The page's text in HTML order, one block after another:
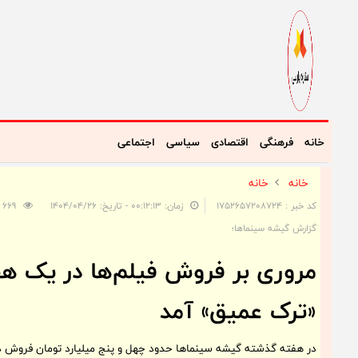
خانه فرهنگی اقتصادی سیاسی اجتماعی
خانه خانه
کد خبر : 1752657208724 زمان: ۰۰:۱۲:۱۳ - تاریخ: ۱۴۰۴/۰۴/۲۶
گزارش گیشه سینماها؛
مروری بر فروش فیلم‌ها در یک
«ترک عمیق» آمد
در هفته گذشته گیشه سینماها حدود چهل و پنج میلیارد تومان